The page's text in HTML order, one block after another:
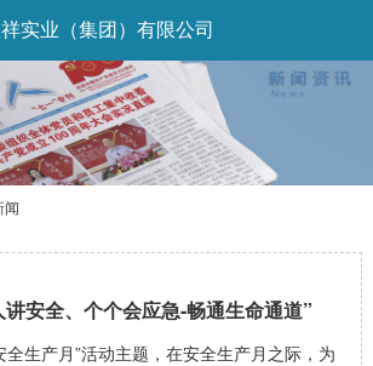
实业（集团）有限公司
闻
安全、个个会应急-畅通生命通道”
全生产月”活动主题，在安全生产月之际，为